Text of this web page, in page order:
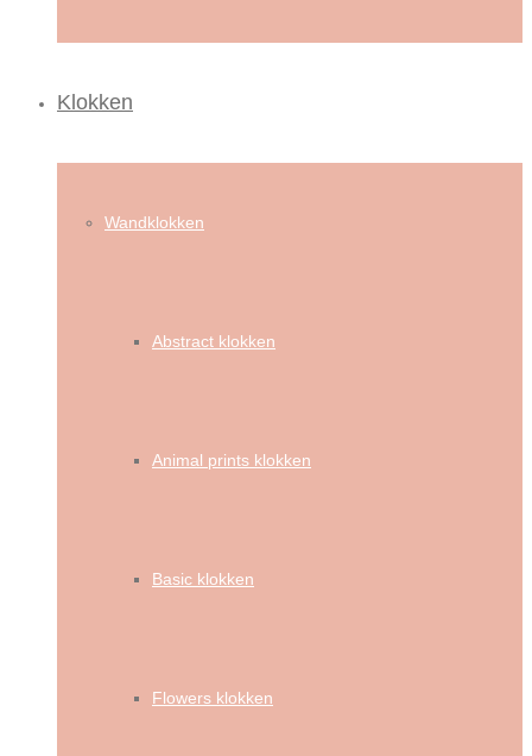
Klokken
Wandklokken
Abstract klokken
Animal prints klokken
Basic klokken
Flowers klokken